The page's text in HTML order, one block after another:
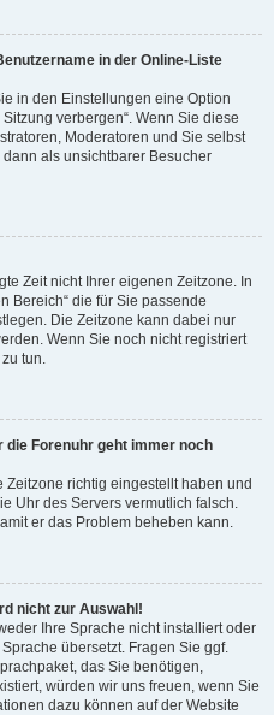
in der Online-Liste
in den Einstellungen eine Option
verbergen“. Wenn Sie diese
Moderatoren und Sie selbst
als unsichtbarer Besucher
Zeit nicht Ihrer eigenen Zeitzone. In
Bereich“ die für Sie passende
Die Zeitzone kann dabei nur
Wenn Sie noch nicht registriert
tun.
die Forenuhr geht immer noch
richtig eingestellt haben und
Uhr des Servers vermutlich falsch.
er das Problem beheben kann.
nicht zur Auswahl!
Ihre Sprache nicht installiert oder
übersetzt. Fragen Sie ggf.
das Sie benötigen,
würden wir uns freuen, wenn Sie
dazu können auf der Website